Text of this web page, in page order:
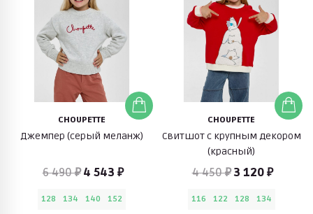
CHOUPETTE
Джемпер (серый меланж)
6 490 ₽ 4 543 ₽
128 134 140 152
CHOUPETTE
Свитшот с крупным декором
(красный)
4 450 ₽3 120 ₽
116 122 128 134